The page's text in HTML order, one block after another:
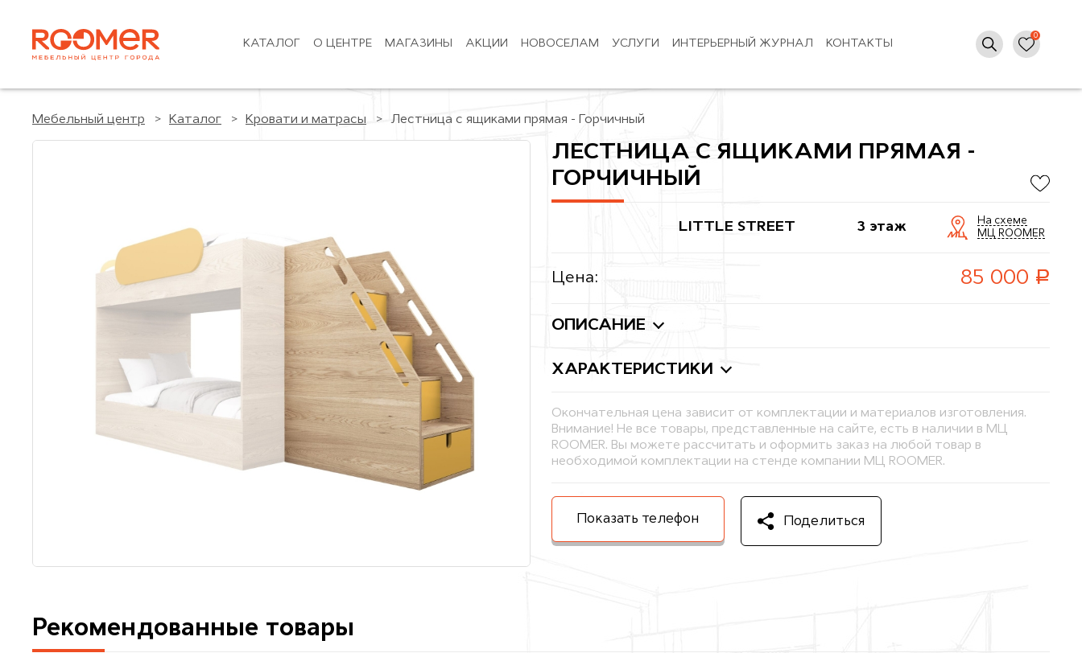
КАТАЛОГ О ЦЕНТРЕ МАГАЗИНЫ АКЦИИ НОВОСЕЛАМ УСЛУГИ ИНТЕРЬЕРНЫЙ ЖУРНАЛ КОНТАКТЫ
Мебельный центр Каталог Кровати и матрасы Лестница с ящиками прямая - Горчичный
ЛЕСТНИЦА С ЯЩИКАМИ ПРЯМАЯ -
ГОРЧИЧНЫЙ
LITTLE STREET 3 этаж
На схеме
МЦ ROOMER
Цена: 85 000 руб.
ОПИСАНИЕ
ХАРАКТЕРИСТИКИ
Окончательная цена зависит от комплектации и материалов изготовления.
Внимание! Не все товары, представленные на сайте, есть в наличии в МЦ
ROOMER. Вы можете рассчитать и оформить заказ на любой товар в
необходимой комплектации на стенде компании МЦ ROOMER.
Показать телефон Поделиться
Рекомендованные товары